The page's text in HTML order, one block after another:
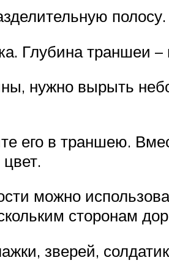
полосу.
Глубина траншеи
нужно вырыть
его в траншею.
можно
сторонам
зверей,